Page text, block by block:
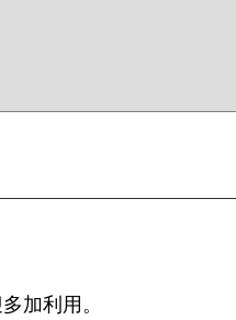
加利用。